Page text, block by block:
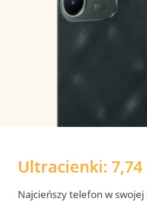
Ultracienki:
Najcieńszy telefon w swojej